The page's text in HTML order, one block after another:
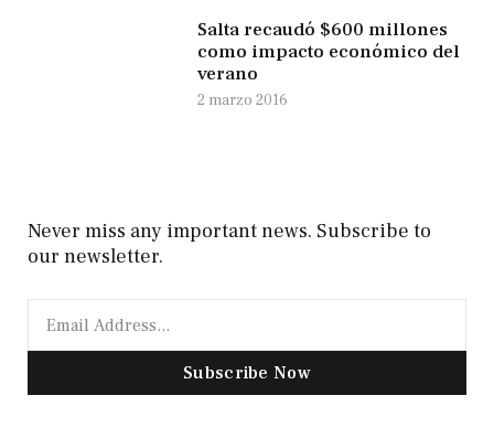
Salta recaudó $600 millones
como impacto económico del
verano
2 marzo 2016
Never miss any important news. Subscribe to
our newsletter.
Subscribe Now